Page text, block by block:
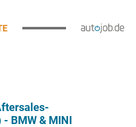
BMW & MINI